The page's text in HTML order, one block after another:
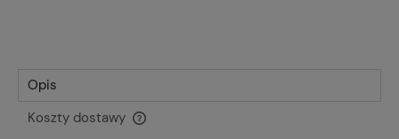
Opis
Koszty dostawy
Cena nie zawiera ewentualnych kosztów płatności